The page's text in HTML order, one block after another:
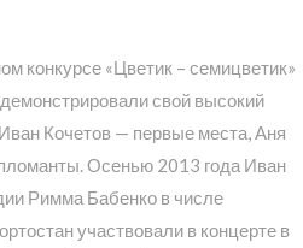
конкурсе «Цветик – семицветик»
свой высокий
Кочетов — первые места, Аня
Осенью 2013 года Иван
Римма Бабенко в числе
участвовали в концерте в